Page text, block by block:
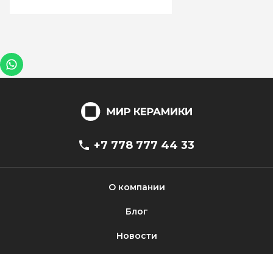
+7 778 777 44 33
О компании
Блог
Новости